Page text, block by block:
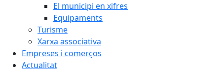
El municipi en xifres
Equipaments
Turisme
Xarxa associativa
Empreses i comerços
Actualitat